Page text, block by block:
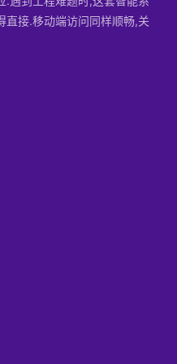
直接.移动端访问同样顺畅,关